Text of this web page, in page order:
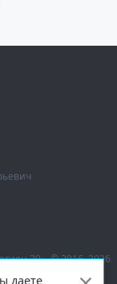
29»,© 2016–2026
даете